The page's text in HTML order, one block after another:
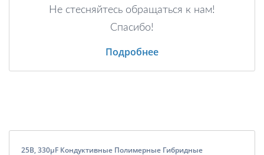
Не стесняйтесь обращаться к нам!
Спасибо!
Подробнее
25В, 330μF Кондуктивные Полимерные Гибридные